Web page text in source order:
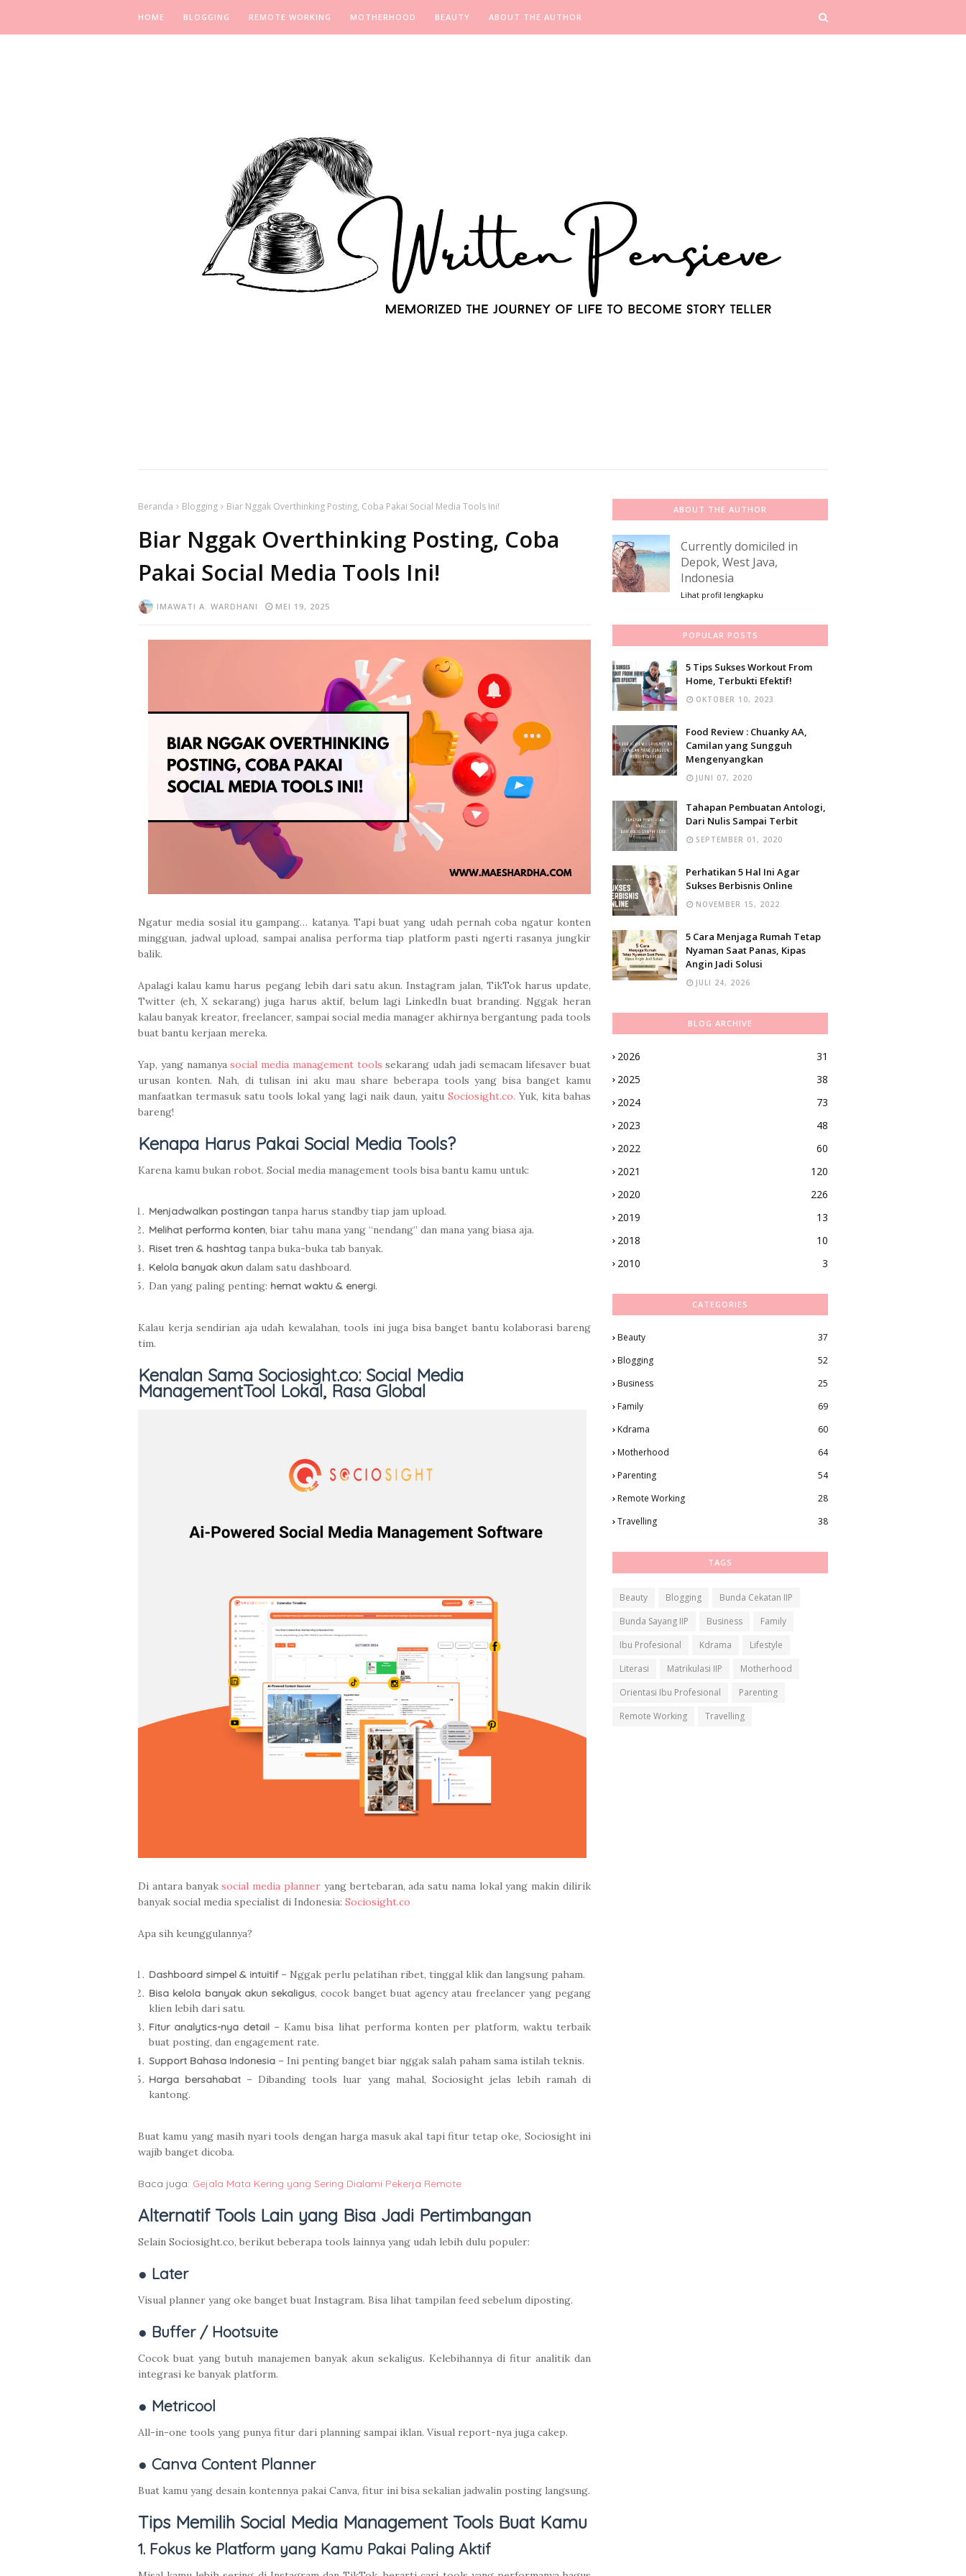
HOME BLOGGING REMOTE WORKING MOTHERHOOD BEAUTY ABOUT THE AUTHOR
Beranda Blogging Biar Nggak Overthinking Posting, Coba Pakai Social Media Tools Ini!
Biar Nggak Overthinking Posting, Coba
Pakai Social Media Tools Ini!
IMAWATI A. WARDHANI MEI 19, 2025
Ngatur media sosial itu gampang… katanya. Tapi buat yang udah pernah coba ngatur konten
mingguan, jadwal upload, sampai analisa performa tiap platform pasti ngerti rasanya jungkir
balik.
Apalagi kalau kamu harus pegang lebih dari satu akun. Instagram jalan, TikTok harus update,
Twitter (eh, X sekarang) juga harus aktif, belum lagi LinkedIn buat branding. Nggak heran
kalau banyak kreator, freelancer, sampai social media manager akhirnya bergantung pada tools
buat bantu kerjaan mereka.
Yap, yang namanyasocial media management tools sekarang udah jadi semacam lifesaver buat
urusan konten. Nah, di tulisan ini aku mau share beberapa tools yang bisa banget kamu
manfaatkan termasuk satu tools lokal yang lagi naik daun, yaitu Sociosight.co. Yuk, kita bahas
bareng!
Kenapa Harus Pakai Social Media Tools?
Karena kamu bukan robot. Social media management tools bisa bantu kamu untuk:
Menjadwalkan postingan tanpa harus standby tiap jam upload.
Melihat performa konten, biar tahu mana yang “nendang” dan mana yang biasa aja.
Riset tren & hashtag tanpa buka-buka tab banyak.
Kelola banyak akun dalam satu dashboard.
Dan yang paling penting: hemat waktu & energi.
Kalau kerja sendirian aja udah kewalahan, tools ini juga bisa banget bantu kolaborasi bareng
tim.
Kenalan Sama Sociosight.co: Social Media
ManagementTool Lokal, Rasa Global
Di antara banyaksocial media planneryang bertebaran, ada satu nama lokal yang makin dilirik
banyak social media specialist di Indonesia: Sociosight.co
Apa sih keunggulannya?
Dashboard simpel & intuitif– Nggak perlu pelatihan ribet, tinggal klik dan langsung paham.
Bisa kelola banyak akun sekaligus, cocok banget buat agency atau freelancer yang pegang
klien lebih dari satu.
Fitur analytics-nya detail – Kamu bisa lihat performa konten per platform, waktu terbaik
buat posting, dan engagement rate.
Support Bahasa Indonesia – Ini penting banget biar nggak salah paham sama istilah teknis.
Harga bersahabat – Dibanding tools luar yang mahal, Sociosight jelas lebih ramah di
kantong.
Buat kamu yang masih nyari tools dengan harga masuk akal tapi fitur tetap oke, Sociosight ini
wajib banget dicoba.
Baca juga: Gejala Mata Kering yang Sering Dialami Pekerja Remote
Alternatif Tools Lain yang Bisa Jadi Pertimbangan
Selain Sociosight.co, berikut beberapa tools lainnya yang udah lebih dulu populer:
● Later
Visual planner yang oke banget buat Instagram. Bisa lihat tampilan feed sebelum diposting.
● Buffer / Hootsuite
Cocok buat yang butuh manajemen banyak akun sekaligus. Kelebihannya di fitur analitik dan
integrasi ke banyak platform.
● Metricool
All-in-one tools yang punya fitur dari planning sampai iklan. Visual report-nya juga cakep.
● Canva Content Planner
Buat kamu yang desain kontennya pakai Canva, fitur ini bisa sekalian jadwalin posting langsung.
Tips Memilih Social Media Management Tools Buat Kamu
1. Fokus ke Platform yang Kamu Pakai Paling Aktif
ABOUT THE AUTHOR
Currently domiciled in
Depok, West Java,
Indonesia
Lihat profil lengkapku
POPULAR POSTS
5 Tips Sukses Workout From
Home, Terbukti Efektif!
OKTOBER 10, 2023
Food Review : Chuanky AA,
Camilan yang Sungguh
Mengenyangkan
JUNI 07, 2020
Tahapan Pembuatan Antologi,
Dari Nulis Sampai Terbit
SEPTEMBER 01, 2020
Perhatikan 5 Hal Ini Agar
Sukses Berbisnis Online
NOVEMBER 15, 2022
5 Cara Menjaga Rumah Tetap
Nyaman Saat Panas, Kipas
Angin Jadi Solusi
JULI 24, 2026
BLOG ARCHIVE
2026
31
2025
38
2024
73
2023
48
2022
60
2021
120
2020
226
2019
13
2018
10
2010
3
CATEGORIES
Beauty
37
Blogging
52
Business
25
Family
69
Kdrama
60
Motherhood
64
Parenting
54
Remote Working
28
Travelling
38
TAGS
Beauty Blogging
Bunda Cekatan IIP
Bunda Sayang IIP
Business
Family
Ibu Profesional
Kdrama
Lifestyle
Literasi
Matrikulasi IIP
Motherhood
Orientasi Ibu Profesional
Parenting
Remote Working
Travelling